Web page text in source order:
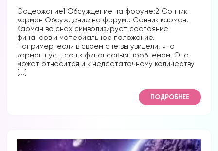
Содержание1 Обсуждение на форуме:2 Сонник
карман Обсуждение на форуме Сонник карман.
Карман во снах символизирует состояние
финансов и материальное положение.
Например, если в своем сне вы увидели, что
карман пуст, сон к финансовым проблемам. Это
может относится и к недостаточному количеству
[...]
ПОДРОБНЕЕ